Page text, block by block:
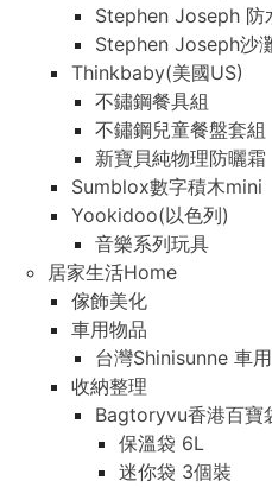
Stephen Joseph 防
Stephen Joseph沙
Thinkbaby(美國US)
不鏽鋼餐具組
不鏽鋼兒童餐盤套組
新寶貝純物理防曬霜
Sumblox數字積木mini
Yookidoo(以色列)
音樂系列玩具
居家生活Home
傢飾美化
車用物品
台灣Shinisunne 車
收納整理
Bagtoryvu香港百寶
保溫袋 6L
迷你袋 3個裝